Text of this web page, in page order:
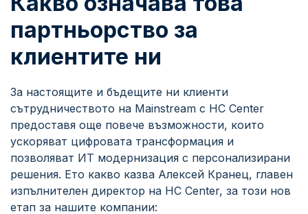
партньорство за
клиентите ни
За настоящите и бъдещите ни клиенти
сътрудничеството на Mainstream с HC Center
предоставя още повече възможности, които
ускоряват цифровата трансформация и
позволяват ИТ модернизация с персонализирани
решения. Ето какво казва Алексей Кранец, главен
изпълнителен директор на HC Center, за този нов
етап за нашите компании: